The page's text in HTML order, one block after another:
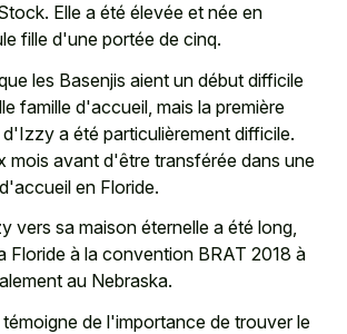
Elle a été élevée et née en
fille d'une portée de cinq.
les Basenjis aient un début difficile
famille d'accueil, mais la première
a été particulièrement difficile.
mois avant d'être transférée dans une
en Floride.
vers sa maison éternelle a été long,
Floride à la convention BRAT 2018 à
au Nebraska.
de l'importance de trouver le